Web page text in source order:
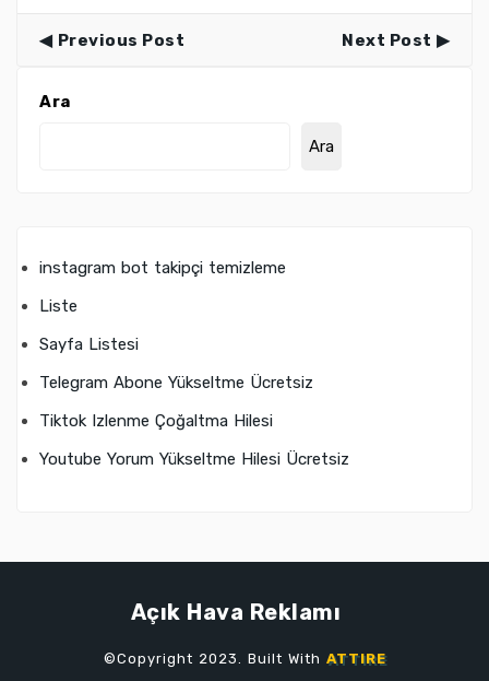
Previous Post Next Post
Ara
Ara
instagram bot takipçi temizleme
Liste
Sayfa Listesi
Telegram Abone Yükseltme Ücretsiz
Tiktok Izlenme Çoğaltma Hilesi
Youtube Yorum Yükseltme Hilesi Ücretsiz
Açık Hava Reklamı
©Copyright 2023. Built With ATTIRE